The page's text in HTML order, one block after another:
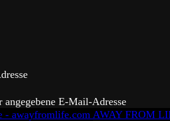
E-Mail-Adresse
AWAY FROM